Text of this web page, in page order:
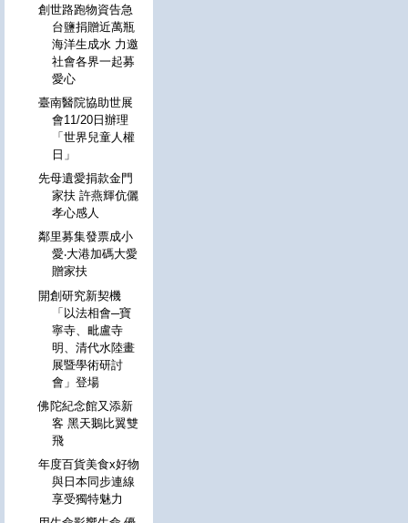
創世路跑物資告急
台鹽捐贈近萬瓶
海洋生成水 力邀
社會各界一起募
愛心
臺南醫院協助世展
會11/20日辦理
「世界兒童人權
日」
先母遺愛捐款金門
家扶 許燕輝伉儷
孝心感人
鄰里募集發票成小
愛‧大港加碼大愛
贈家扶
開創研究新契機
「以法相會─寶
寧寺、毗盧寺
明、清代水陸畫
展暨學術研討
會」登場
佛陀紀念館又添新
客 黑天鵝比翼雙
飛
年度百貨美食x好物
與日本同步連線
享受獨特魅力